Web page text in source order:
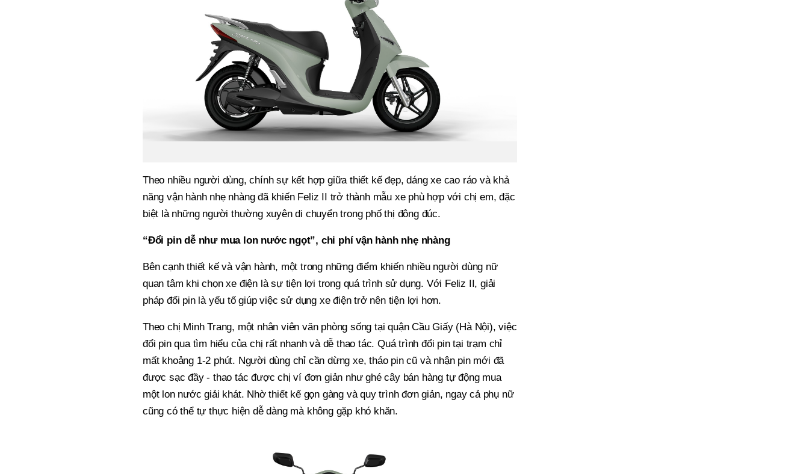
Theo nhiều người dùng, chính sự kết hợp giữa thiết kế đẹp, dáng xe cao ráo và khả
năng vận hành nhẹ nhàng đã khiến Feliz II trở thành mẫu xe phù hợp với chị em, đặc
biệt là những người thường xuyên di chuyển trong phố thị đông đúc.
“Đổi pin dễ như mua lon nước ngọt”, chi phí vận hành nhẹ nhàng
Bên cạnh thiết kế và vận hành, một trong những điểm khiến nhiều người dùng nữ
quan tâm khi chọn xe điện là sự tiện lợi trong quá trình sử dụng. Với Feliz II, giải
pháp đổi pin là yếu tố giúp việc sử dụng xe điện trở nên tiện lợi hơn.
Theo chị Minh Trang, một nhân viên văn phòng sống tại quận Cầu Giấy (Hà Nội), việc
đổi pin qua tìm hiểu của chị rất nhanh và dễ thao tác. Quá trình đổi pin tại trạm chỉ
mất khoảng 1-2 phút. Người dùng chỉ cần dừng xe, tháo pin cũ và nhận pin mới đã
được sạc đầy - thao tác được chị ví đơn giản như ghé cây bán hàng tự động mua
một lon nước giải khát. Nhờ thiết kế gọn gàng và quy trình đơn giản, ngay cả phụ nữ
cũng có thể tự thực hiện dễ dàng mà không gặp khó khăn.